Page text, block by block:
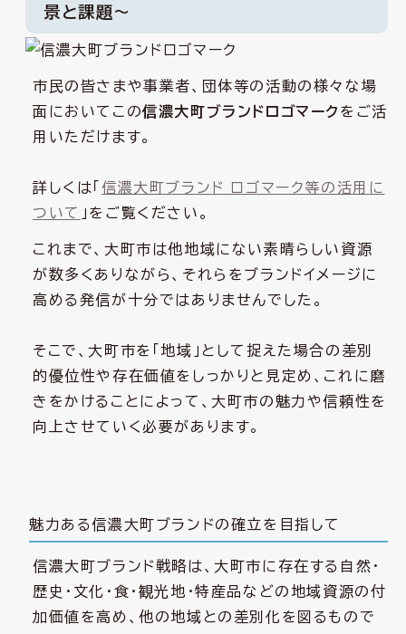
景と課題～
市民の皆さまや事業者、団体等の活動の様々な場
面においてこの信濃大町ブランドロゴマーク をご活
用いただけます。
詳しくは「 信濃大町ブランド ロゴマーク等の活用に
ついて 」をご覧ください。
これまで、大町市は他地域にない素晴らしい資源
が数多くありながら、それらをブランドイメージに
高める発信が十分ではありませんでした。
そこで、大町市を「地域」として捉えた場合の差別
的優位性や存在価値をしっかりと見定め、これに磨
きをかけることによって、大町市の魅力や信頼性を
向上させていく必要があります。
魅力ある信濃大町ブランドの確立を目指して
信濃大町ブランド戦略は、大町市に存在する自然・
歴史・文化・食・観光地・特産品などの地域資源の付
加価値を高め、他の地域との差別化を図るもので